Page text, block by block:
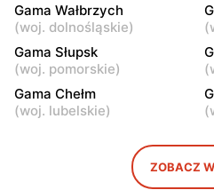
Gama
Rawa Mazowiecka al.
Konstytucji 3 Maja 13
Gama
Łowicz, ul. 11 Listopada 2
Łowicz, ul. Katarzynów 5
Gama Wałbrzych
(woj. dolnośląskie)
(
Gama Słupsk
(woj. pomorskie)
(
Gama Chełm
(woj. lubelskie)
(
ZOBACZ